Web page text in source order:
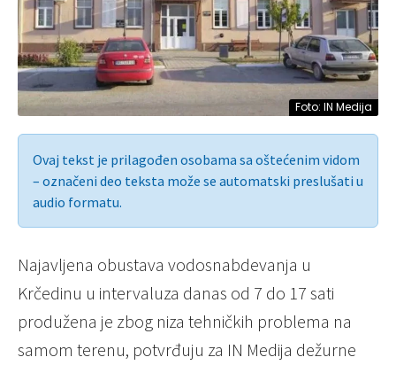
Foto: IN Medija
Ovaj tekst je prilagođen osobama sa oštećenim vidom
– označeni deo teksta može se automatski preslušati u
audio formatu.
Najavljena obustava vodosnabdevanja u
Krčedinu u intervaluza danas od 7 do 17 sati
produžena je zbog niza tehničkih problema na
samom terenu, potvrđuju za IN Medija dežurne